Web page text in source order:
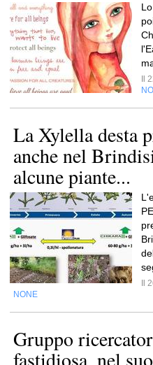
Il
La Xylella desta
anche nel
alcune piante...
Il
NONE
Gruppo
fastidiosa, nel